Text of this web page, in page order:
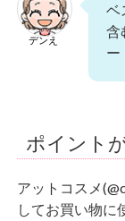
デンえ
ベ
含
ー
ポイント
アットコスメ
してお買い物に